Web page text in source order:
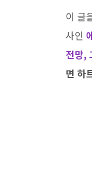
이 글
사인
전망,
면 하